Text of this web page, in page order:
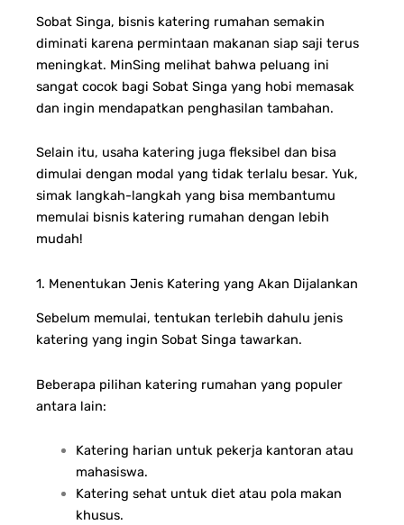
Sobat Singa, bisnis katering rumahan semakin
diminati karena permintaan makanan siap saji terus
meningkat. MinSing melihat bahwa peluang ini
sangat cocok bagi Sobat Singa yang hobi memasak
dan ingin mendapatkan penghasilan tambahan.
Selain itu, usaha katering juga fleksibel dan bisa
dimulai dengan modal yang tidak terlalu besar. Yuk,
simak langkah-langkah yang bisa membantumu
memulai bisnis katering rumahan dengan lebih
mudah!
1. Menentukan Jenis Katering yang Akan Dijalankan
Sebelum memulai, tentukan terlebih dahulu jenis
katering yang ingin Sobat Singa tawarkan.
Beberapa pilihan katering rumahan yang populer
antara lain:
Katering harian untuk pekerja kantoran atau
mahasiswa.
Katering sehat untuk diet atau pola makan
khusus.